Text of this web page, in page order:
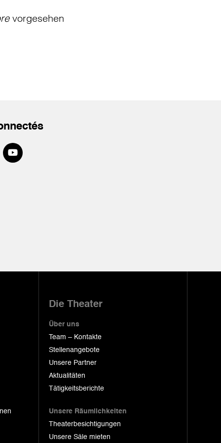
vorgesehen
Die Theater
Über uns
Team – Kontakte
Stellenangebote
Unsere Partner
Aktualitäten
Tätigkeitsberichte
Unsere Räumlichkeiten
Theaterbesichtigungen
Unsere Säle mieten